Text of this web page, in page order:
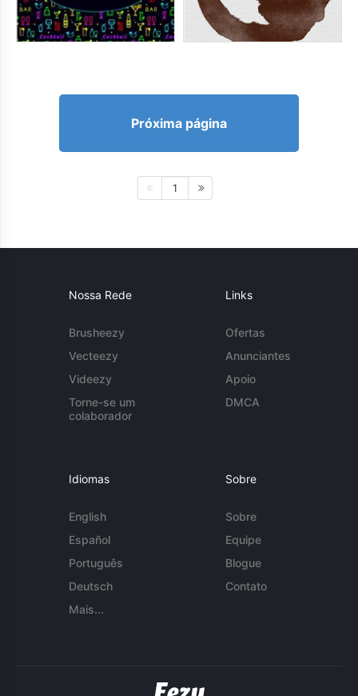
Próxima página
1
Nossa Rede
Brusheezy
Vecteezy
Videezy
Torne-se um
colaborador
Links
Ofertas
Anunciantes
Apoio
DMCA
Idiomas
English
Español
Português
Deutsch
Mais...
Sobre
Sobre
Equipe
Blogue
Contato